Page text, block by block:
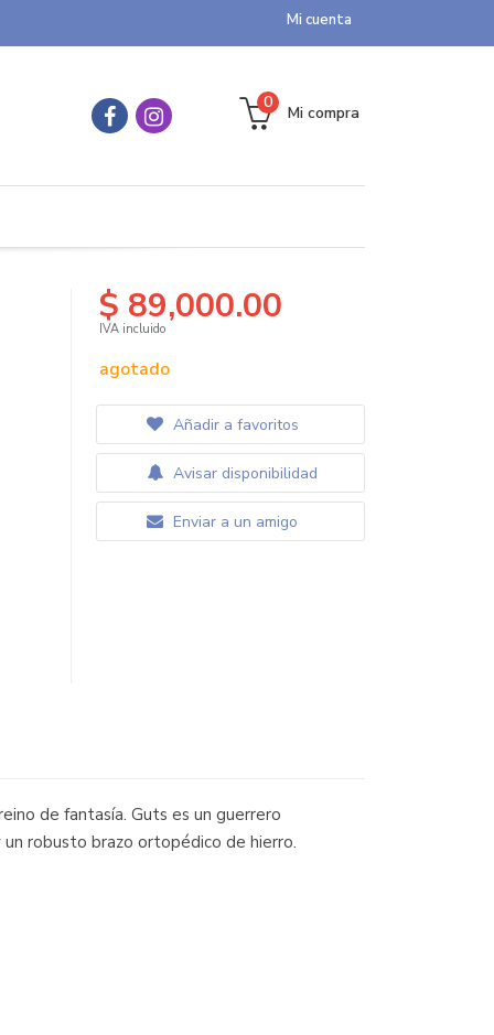
Mi cuenta
Mi compra
0
$ 89,000.00
IVA incluido
agotado
Añadir a favoritos
Avisar disponibilidad
Enviar a un amigo
de fantasía. Guts es un guerrero
robusto brazo ortopédico de hierro.